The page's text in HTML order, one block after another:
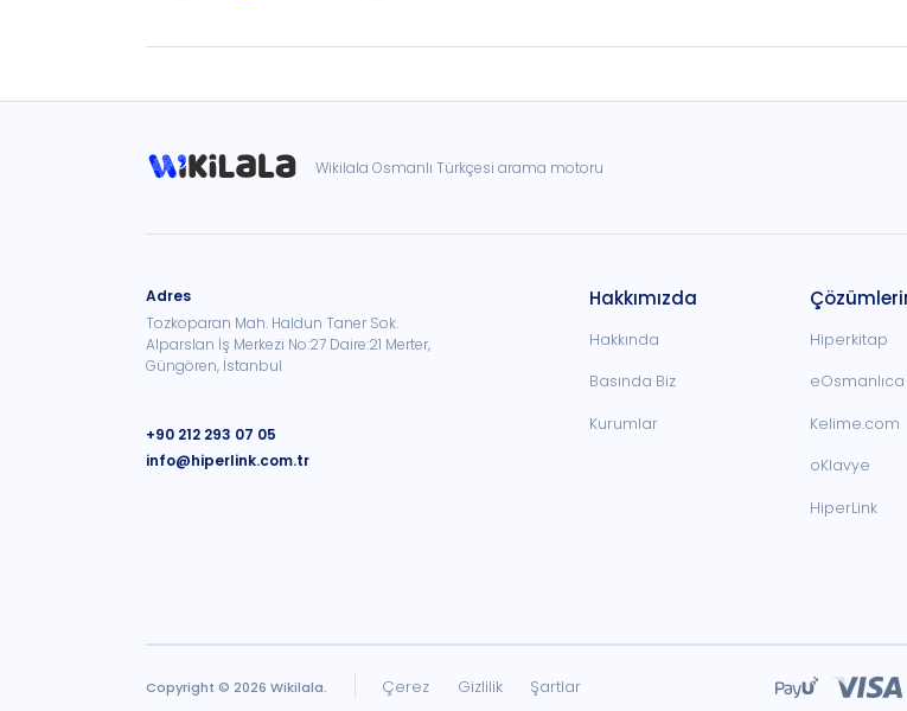
Wikilala Osmanlı Türkçesi arama motoru
Adres
Tozkoparan Mah. Haldun Taner Sok.
Alparslan İş Merkezi No:27 Daire:21 Merter,
Güngören, İstanbul
+90 212 293 07 05
info@hiperlink.com.tr
Hakkımızda
Hakkında
Basında Biz
Kurumlar
Hiperkitap
eOsmanlıca
Kelime.com
oKlavye
HiperLink
Copyright ©2026 Wikilala. Çerez Gizlilik Şartlar